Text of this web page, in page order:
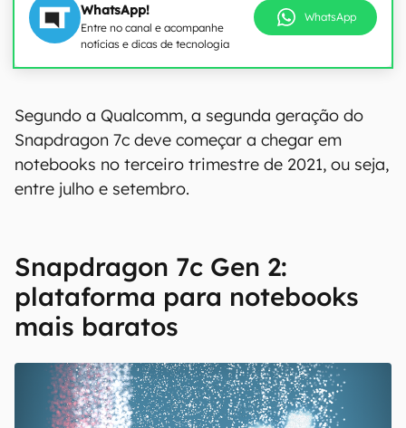
WhatsApp!
Entre no canal e acompanhe
notícias e dicas de tecnologia
WhatsApp
Segundo a Qualcomm, a segunda geração do
notebooks no terceiro trimestre de 2021, ou seja,
entre julho e setembro.